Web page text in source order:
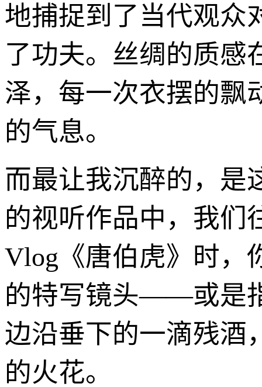
地捕捉到了当代观众
了功夫。丝绸的质感
泽，每一次衣摆的飘
的气息。
而最让我沉醉的，是
的视听作品中，我们
Vlog《唐伯虎》时，
的特写镜头——或是
边沿垂下的一滴残酒
的火花。